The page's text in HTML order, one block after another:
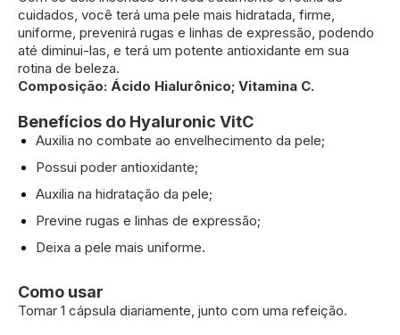
cuidados, você terá uma pele mais hidratada, firme,
uniforme, prevenirá rugas e linhas de expressão, podendo
até diminui-las, e terá um potente antioxidante em sua
rotina de beleza.
Composição: Ácido Hialurônico; Vitamina C.
Benefícios do Hyaluronic VitC
Auxilia no combate ao envelhecimento da pele;
Possui poder antioxidante;
Auxilia na hidratação da pele;
Previne rugas e linhas de expressão;
Deixa a pele mais uniforme.
Como usar
Tomar 1 cápsula diariamente, junto com uma refeição.